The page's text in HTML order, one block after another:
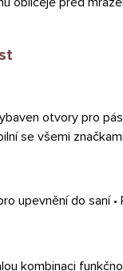
otvory pro
se všemi
upevnění do saní
kombinaci